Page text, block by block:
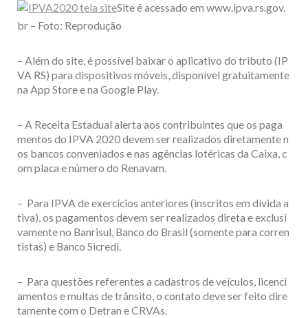
Site é acessado em www.ipva.rs.gov.
br – Foto: Reprodução
– Além do site, é possível baixar o aplicativo do tributo (IP
VA RS) para dispositivos móveis, disponível gratuitamente
na App Store e na Google Play.
– A Receita Estadual alerta aos contribuintes que os paga
mentos do IPVA 2020 devem ser realizados diretamente n
os bancos conveniados e nas agências lotéricas da Caixa, c
om placa e número do Renavam.
– Para IPVA de exercícios anteriores (inscritos em dívida a
tiva), os pagamentos devem ser realizados direta e exclusi
vamente no Banrisul, Banco do Brasil (somente para corren
tistas) e Banco Sicredi.
– Para questões referentes a cadastros de veículos, licenci
amentos e multas de trânsito, o contato deve ser feito dire
tamente com o Detran e CRVAs.